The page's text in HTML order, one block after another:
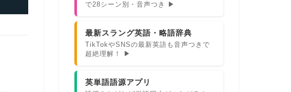
で28シーン別・音声つき ▶
最新スラング英語・略語辞典
TikTokやSNSの最新英語も音声つきで
超絶理解！ ▶
英単語語源アプリ